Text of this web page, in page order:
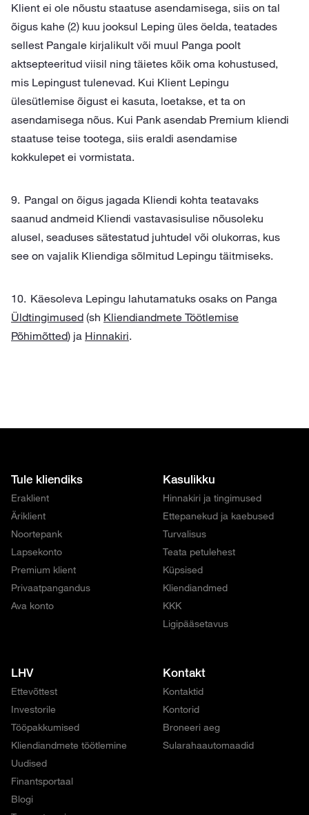
Klient ei ole nõustu staatuse asendamisega, siis on tal
õigus kahe (2) kuu jooksul Leping üles öelda, teatades
sellest Pangale kirjalikult või muul Panga poolt
aktsepteeritud viisil ning täietes kõik oma kohustused,
mis Lepingust tulenevad. Kui Klient Lepingu
ülesütlemise õigust ei kasuta, loetakse, et ta on
asendamisega nõus. Kui Pank asendab Premium kliendi
staatuse teise tootega, siis eraldi asendamise
kokkulepet ei vormistata.
Pangal on õigus jagada Kliendi kohta teatavaks
saanud andmeid Kliendi vastavasisulise nõusoleku
alusel, seaduses sätestatud juhtudel või olukorras, kus
see on vajalik Kliendiga sõlmitud Lepingu täitmiseks.
Käesoleva Lepingu lahutamatuks osaks on Panga
Üldtingimused (sh Kliendiandmete Töötlemise
Põhimõtted) ja Hinnakiri.
Tule kliendiks
Eraklient
Äriklient
Noortepank
Lapsekonto
Premium klient
Privaatpangandus
Ava konto
Kasulikku
Hinnakiri ja tingimused
Ettepanekud ja kaebused
Turvalisus
Teata petulehest
Küpsised
Kliendiandmed
KKK
Ligipääsetavus
LHV
Ettevõttest
Investorile
Tööpakkumised
Kliendiandmete töötlemine
Uudised
Finantsportaal
Blogi
Kontakt
Kontaktid
Kontorid
Broneeri aeg
Sularahaautomaadid